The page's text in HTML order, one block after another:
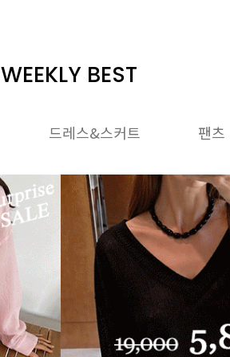
WEEKLY BEST
드레스&스커트 팬츠